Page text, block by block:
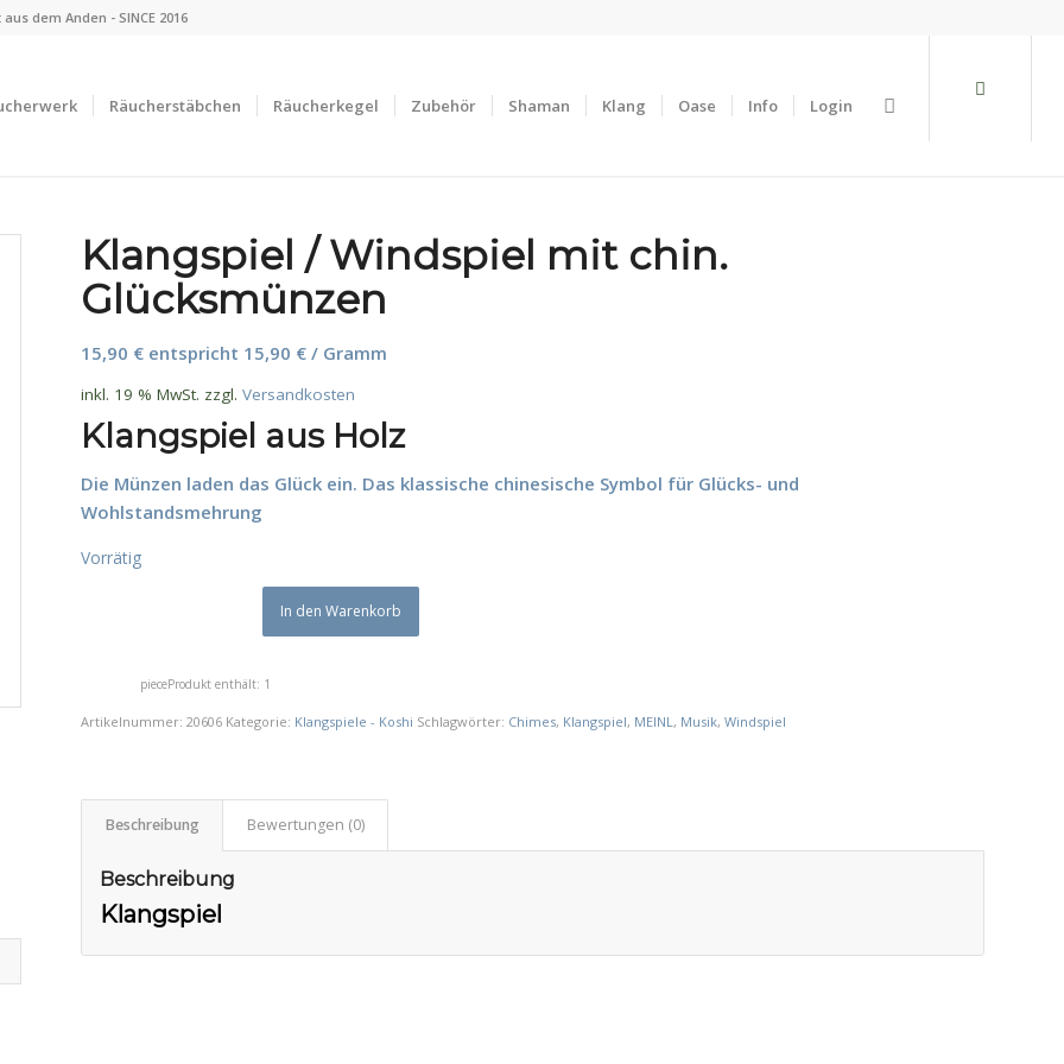
dem Anden - SINCE 2016
Räucherstäbchen Räucherkegel Zubehör Shaman Klang Oase Info Login
Klangspiel / Windspiel mit chin.
Glücksmünzen
15,90 € entspricht 15,90 € / Gramm
inkl. 19 % MwSt. zzgl.Versandkosten
Klangspiel aus Holz
Die Münzen laden das Glück ein. Das klassische chinesische Symbol für Glücks- und
Wohlstandsmehrung
Vorrätig
In den Warenkorb
Produkt enthält: 1
piece
Artikelnummer:20606 Kategorie: Klangspiele - Koshi Schlagwörter: Chimes, Klangspiel, MEINL , Musik,Windspiel
Beschreibung Bewertungen (0)
Beschreibung
Klangspiel